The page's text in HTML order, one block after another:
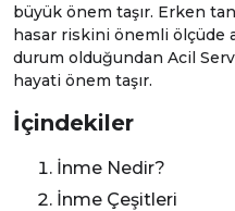
büyük önem taşır. Erken
hasar riskini önemli ölçüde
durum olduğundan Acil
hayati önem taşır.
İçindekiler
İnme Nedir?
İnme Çeşitleri